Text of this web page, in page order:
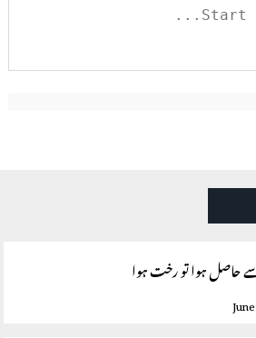
حاصل ہوا تو رخت ہوا